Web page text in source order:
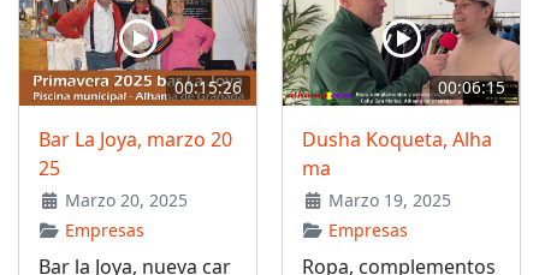
00:15:26
Bar La Joya, marzo 20
25
Marzo 20, 2025
Empresas
Bar la Joya, nueva car
00:06:15
Dusha Koqueta, Alha
ma
Marzo 19, 2025
Empresas
Ropa, complementos